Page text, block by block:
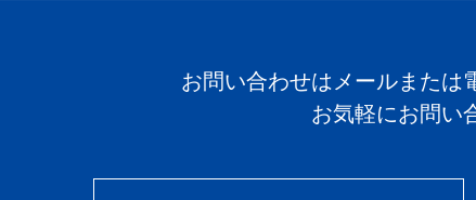
お問い合わせはメールまたは
お気軽にお問い